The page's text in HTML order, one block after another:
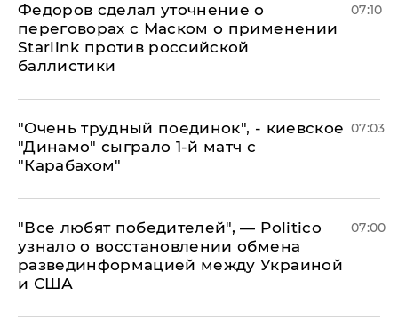
Федоров сделал уточнение о
переговорах с Маском о применении
Starlink против российской
баллистики
07:10
"Очень трудный поединок", - киевское
"Динамо" сыграло 1-й матч с
"Карабахом"
07:03
​"Все любят победителей", — Politico
узнало о восстановлении обмена
развединформацией между Украиной
и США
07:00